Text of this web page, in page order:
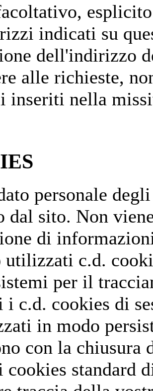
indicati su
dell'indirizzo
alle richieste,
inseriti nella
personale
dal sito. Non
di
utilizzati c.d.
per il
c.d. cookies di
in modo
con la chiusura
standard